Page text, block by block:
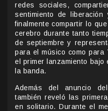
redes sociales,
sentimiento de
finalmente compartir lo
cerebro durante tanto
de septiembre y
para el músico como para
el primer lanzamiento bajo
la banda.
Además del anuncio
también reveló las
en solitario. Durante el